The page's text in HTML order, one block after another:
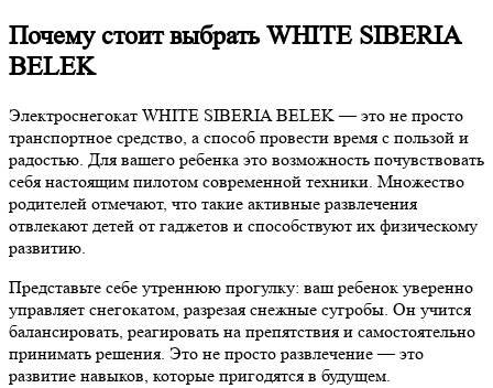
Почему стоит выбрать WHITE SIBERIA
BELEK
Электроснегокат WHITE SIBERIA BELEK — это не просто
транспортное средство, а способ провести время с пользой и
радостью. Для вашего ребенка это возможность почувствовать
себя настоящим пилотом современной техники. Множество
родителей отмечают, что такие активные развлечения
отвлекают детей от гаджетов и способствуют их физическому
развитию.
Представьте себе утреннюю прогулку: ваш ребенок уверенно
управляет снегокатом, разрезая снежные сугробы. Он учится
балансировать, реагировать на препятствия и самостоятельно
принимать решения. Это не просто развлечение — это
развитие навыков, которые пригодятся в будущем.